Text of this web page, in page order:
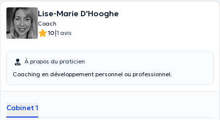
Lise-Marie D'Hooghe
Coach
10|1 avis
À propos du praticien
Coaching en développement personnel ou professionnel.
Cabinet 1